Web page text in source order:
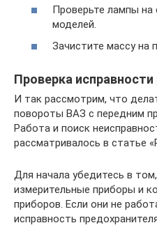
Проверьте лампы
моделей.
Зачистите массу на
Проверка
И так рассмотрим, что
повороты ВАЗ с передним
Работа и поиск
рассматривалось в статье
Для начала убедитесь в
измерительные приборы и
приборов. Если они не
исправность